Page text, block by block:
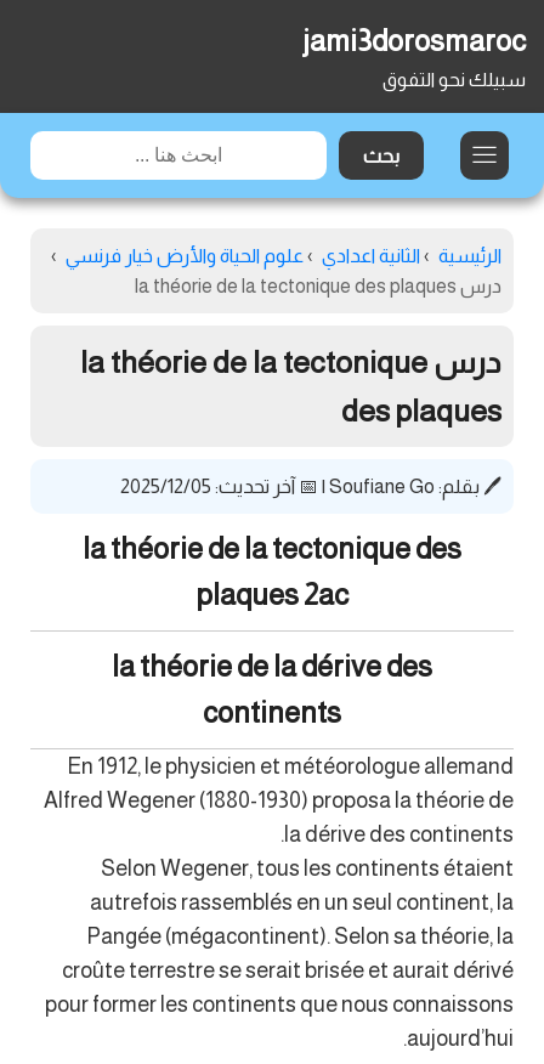
jami3dorosmaroc
سبيلك نحو التفوق
الرئيسية › الثانية اعدادي › علوم الحياة والأرض خيار فرنسي ›
درس la théorie de la tectonique des plaques
درس la théorie de la tectonique
des plaques
🖊️ بقلم: Soufiane Go
| 📅 آخر تحديث: 2025/12/05
la théorie de la tectonique des
plaques 2ac
la théorie de la dérive des
continents
En 1912, le physicien et météorologue allemand
Alfred Wegener (1880-1930) proposa la théorie de
la dérive des continents.
Selon Wegener, tous les continents étaient
autrefois rassemblés en un seul continent, la
Pangée (mégacontinent). Selon sa théorie, la
croûte terrestre se serait brisée et aurait dérivé
pour former les continents que nous connaissons
aujourd’hui.